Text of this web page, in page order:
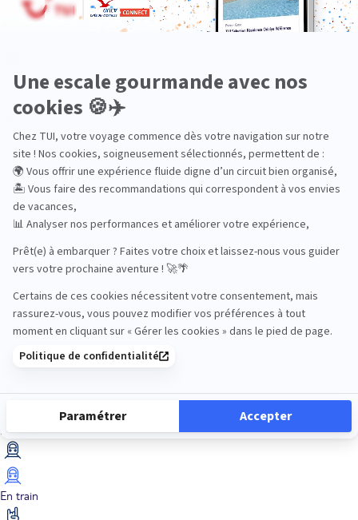
Culture
Dans les îles
Découverte
En couple
En solo
En train